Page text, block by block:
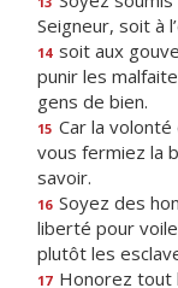
Seigneur, soit à
14 soit aux
punir les
gens de bien.
15 Car la volonté
vous fermiez la
savoir.
16 Soyez des
liberté pour
plutôt les
17 Honorez tout